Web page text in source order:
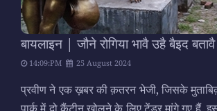
बायलाइन | जौने रोगिया भावै उहै बैइद बतावै
14:09:PM 25 August 2024
प्रवीण ने एक ख़बर की क़तरन भेजी, जिसके